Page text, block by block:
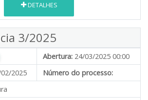
DETALHES
3/2025
Abertura: 24/03/2025 00:00
2025
Número do processo: